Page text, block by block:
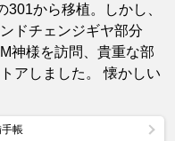
301から移植。しかし、
ドチェンジギヤ部分
神様を訪問、貴重な部
アしました。 懐かしい
帳